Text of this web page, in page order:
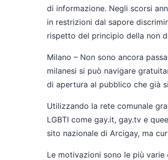
di informazione. Negli scorsi
in restrizioni dal sapore
rispetto del principio della non
Milano – Non sono ancora
milanesi si può navigare
di apertura al pubblico che già
Utilizzando la rete comunale
LGBTI come gay.it, gay.tv e
sito nazionale di Arcigay, ma
Le motivazioni sono le più